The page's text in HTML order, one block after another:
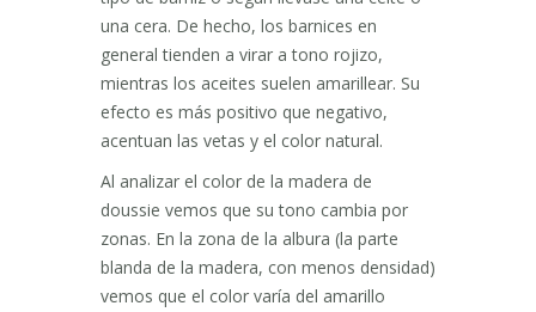
una cera. De hecho, los barnices en
general tienden a virar a tono rojizo,
mientras los aceites suelen amarillear. Su
efecto es más positivo que negativo,
acentuan las vetas y el color natural.
Al analizar el color de la madera de
doussie vemos que su tono cambia por
zonas. En la zona de la albura (la parte
blanda de la madera, con menos densidad)
vemos que el color varía del amarillo